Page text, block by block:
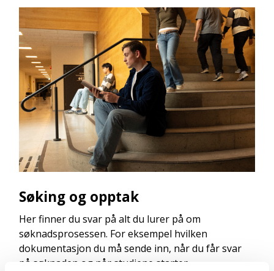
Søking og opptak
Her finner du svar på alt du lurer på om
søknadsprosessen. For eksempel hvilken
dokumentasjon du må sende inn, når du får svar
på søknaden og når studiene starter.